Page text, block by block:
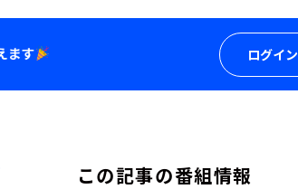
ログイン
この記事の番組情報